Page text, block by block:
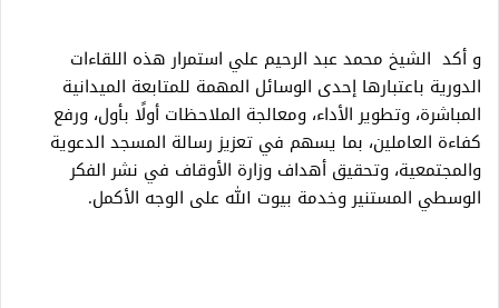
و أكد الشيخ محمد عبد الرحيم علي استمرار هذه اللقاءات
الدورية باعتبارها إحدى الوسائل المهمة للمتابعة الميدانية
المباشرة، وتطوير الأداء، ومعالجة الملاحظات أولًا بأول، ورفع
كفاءة العاملين، بما يسهم في تعزيز رسالة المسجد الدعوية
والمجتمعية، وتحقيق أهداف وزارة الأوقاف في نشر الفكر
الوسطي المستنير وخدمة بيوت الله على الوجه الأكمل.